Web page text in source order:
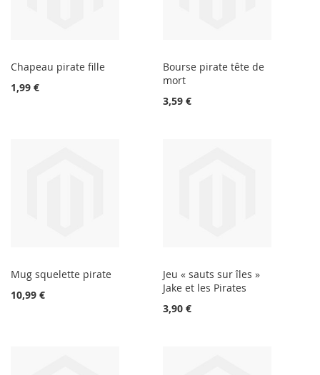
Chapeau pirate fille
1,99 €
Bourse pirate tête de
mort
3,59 €
Mug squelette pirate
10,99 €
Jeu « sauts sur îles »
Jake et les Pirates
3,90 €